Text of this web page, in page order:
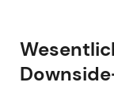
operative
EUR,
Aufwärtstrend